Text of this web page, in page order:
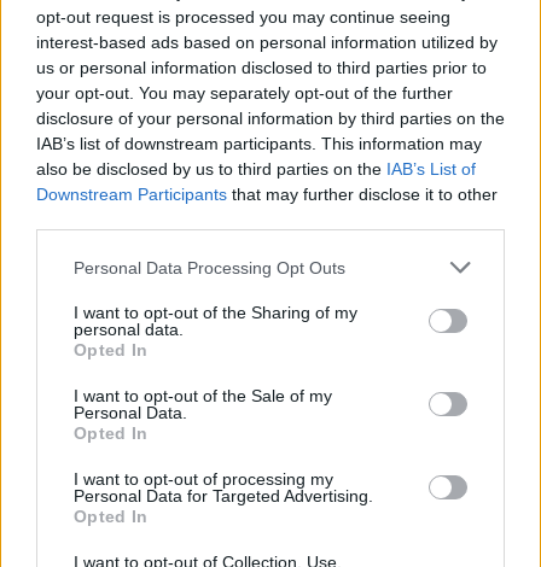
opt-out request is processed you may continue seeing
interest-based ads based on personal information utilized by
us or personal information disclosed to third parties prior to
your opt-out. You may separately opt-out of the further
disclosure of your personal information by third parties on the
IAB’s list of downstream participants. This information may
also be disclosed by us to third parties on the IAB’s List of
Downstream Participants that may further disclose it to other
Please note that this website/app uses one or more Google
not limited to your visit or usage behaviour. You may click to
grant or deny consent to Google and its third-party tags to
use your data for below specified purposes in below Google
consent section.
Personal Data Processing Opt Outs
I want to opt-out of the Sharing of my
personal data.
Opted In
I want to opt-out of the Sale of my
Personal Data.
Opted In
I want to opt-out of processing my
Personal Data for Targeted Advertising.
Opted In
I want to opt-out of Collection, Use,
membri del loro gruppo parlamentare hanno esortato Novák a
dimettersi Brenner ha invitato tutti i legislatori a sostenere
questa iniziativa Brenner ha anche sottolineato
L’Ungheria ha un disperato bisogno di un presidente eletto
direttamente dal popolo, che non esegua gli ordini del
partito… ma rappresenti effettivamente l’unità della nazione e
conceda la grazia presidenziale solo in casi con gravi ragioni
morali o politiche.
avevano subito anni di molestie sessuali da parte del direttore
lo scorso aprile, “ aveva contribuito a questo e voleva
persuadere i bambini a firmare documenti falsi”, ha aggiunto.
K invece ha chiesto a Novák di ritirare la grazia presidenziale,